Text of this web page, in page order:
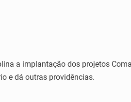
a implantação dos projetos
e dá outras providências.